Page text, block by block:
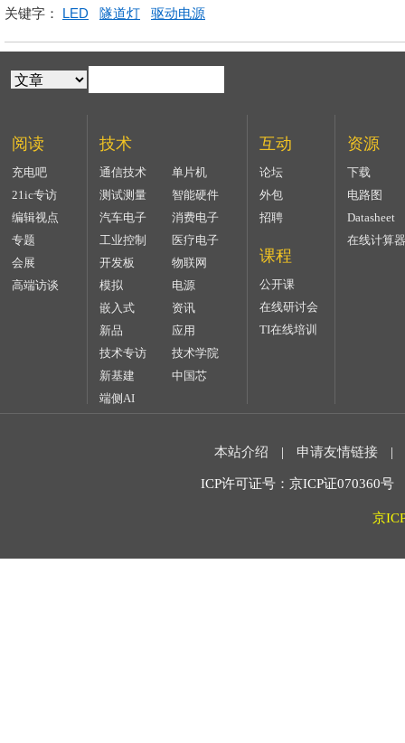
关键字： LED 隧道灯 驱动电源
阅读
充电吧
21ic专访
编辑视点
专题
会展
高端访谈
技术
通信技术
单片机
测试测量
智能硬件
汽车电子
消费电子
工业控制
医疗电子
开发板
物联网
模拟
电源
嵌入式
资讯
新品
应用
技术专访
技术学院
新基建
中国芯
端侧AI
互动
论坛
外包
招聘
课程
公开课
在线研讨会
TI在线培训
资源
下载
电路图
Datasheet
在线计算器
本站介绍 | 申请友情链接 |
ICP许可证号：京ICP证070360
京